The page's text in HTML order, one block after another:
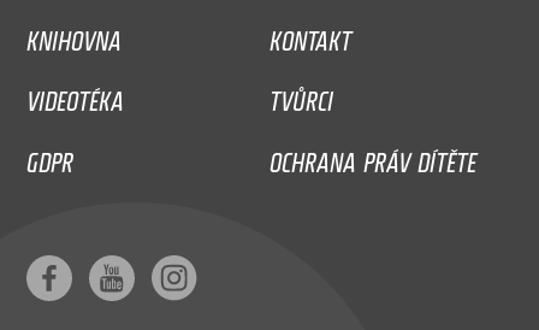
KNIHOVNA
KONTAKT
VIDEOTÉKA
TVŮRCI
GDPR
OCHRANA PRÁV DÍTĚTE